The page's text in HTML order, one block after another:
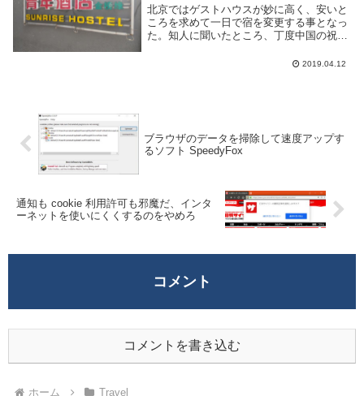
北京ではゲストハウスが妙に高く、安いと
ころを求めて一日で宿を変更する事となっ
た。知人に聞いたところ、丁度中国の祝日
た。時期が悪い。二つ目に選んだのが北海
2019.04.12
ブラウザのデータを掃除して速度アップす
るソフト SpeedyFox
通知も cookie 利用許可も邪魔だ、インタ
ーネットを使いにくくするのをやめろ
コメント
コメントを書き込む
ホーム Travel